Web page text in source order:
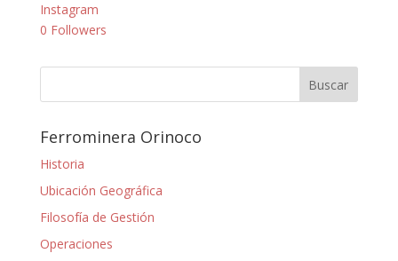
Instagram
0 Followers
Ferrominera Orinoco
Historia
Ubicación Geográfica
Filosofía de Gestión
Operaciones